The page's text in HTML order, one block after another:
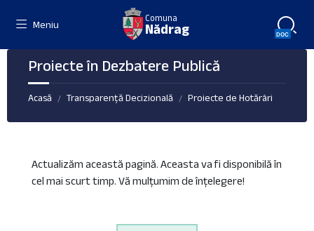
Meniu
Comuna
Nădrag
Proiecte în Dezbatere Publică
Acasă / Transparență Decizională / Proiecte de Hotărâri
Actualizăm această pagină. Aceasta va fi disponibilă în
cel mai scurt timp. Vă mulțumim de înțelegere!